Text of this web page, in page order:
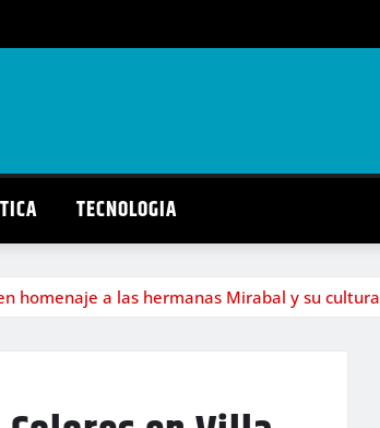
TECNOLOGIA
homenaje a las hermanas Mirabal y su cultura